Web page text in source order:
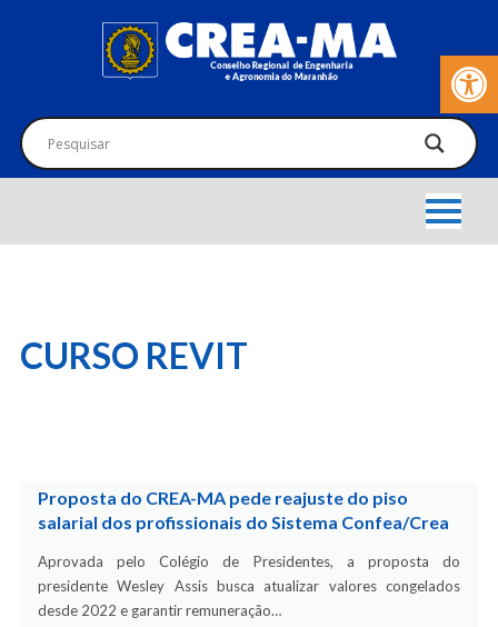
Barra de
CURSO REVIT
Proposta do CREA-MA pede reajuste do piso
salarial dos profissionais do Sistema Confea/Crea
Aprovada pelo Colégio de Presidentes, a proposta do
presidente Wesley Assis busca atualizar valores congelados
desde 2022 e garantir remuneração…